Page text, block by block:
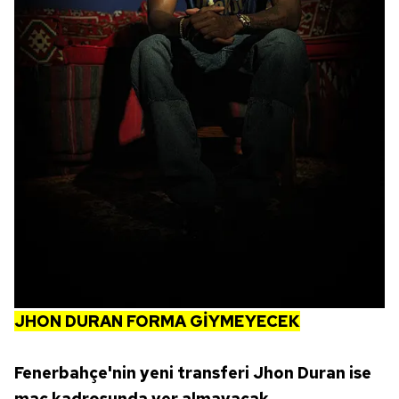
JHON DURAN FORMA GİYMEYECEK
Fenerbahçe'nin yeni transferi Jhon Duran ise